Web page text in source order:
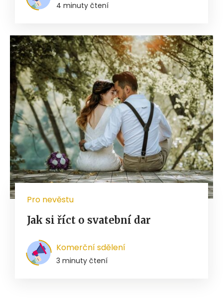
4 minuty čtení
Pro nevěstu
Jak si říct o svatební dar
Komerční sdělení
3 minuty čtení